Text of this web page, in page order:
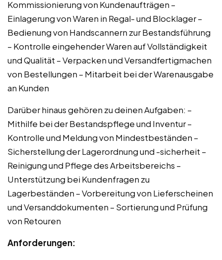
Kommissionierung von Kundenaufträgen –
Einlagerung von Waren in Regal- und Blocklager –
Bedienung von Handscannern zur Bestandsführung
– Kontrolle eingehender Waren auf Vollständigkeit
und Qualität – Verpacken und Versandfertigmachen
von Bestellungen – Mitarbeit bei der Warenausgabe
an Kunden
Darüber hinaus gehören zu deinen Aufgaben: –
Mithilfe bei der Bestandspflege und Inventur –
Kontrolle und Meldung von Mindestbeständen –
Sicherstellung der Lagerordnung und -sicherheit –
Reinigung und Pflege des Arbeitsbereichs –
Unterstützung bei Kundenfragen zu
Lagerbeständen – Vorbereitung von Lieferscheinen
und Versanddokumenten – Sortierung und Prüfung
von Retouren
Anforderungen: